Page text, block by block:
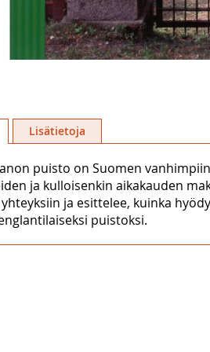
puisto on Suomen
ja kulloisenkin aikakauden
ja esittelee, kuinka
puistoksi.
Lisätietoja